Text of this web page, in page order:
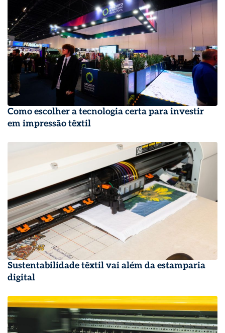
Como escolher a tecnologia certa para investir
em impressão têxtil
Sustentabilidade têxtil vai além da estamparia
digital